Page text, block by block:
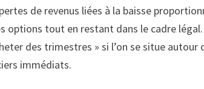
de revenus liées à la baisse
options tout en restant dans le cadre
des trimestres » si l’on se situe autour
immédiats.